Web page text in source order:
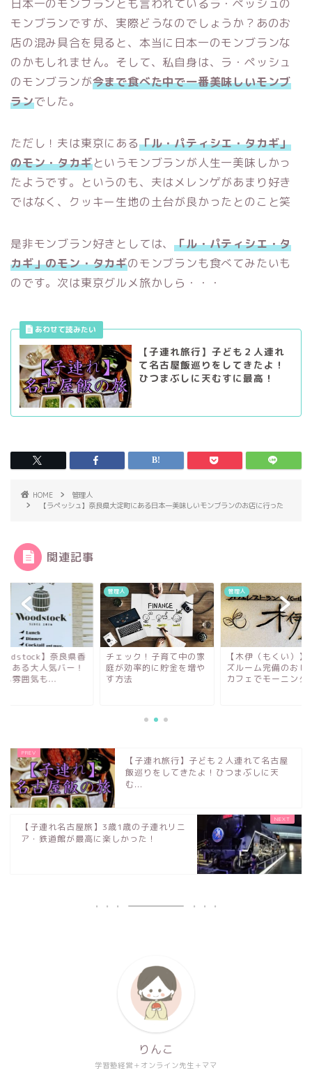
日本一のモンブランとも言われているラ・ペッシュの
モンブランですが、実際どうなのでしょうか？あのお
店の混み具合を見ると、本当に日本一のモンブランな
のかもしれません。そして、私自身は、ラ・ペッシュ
のモンブランが今まで食べた中で一番美味しいモンブ
ランでした。
ただし！夫は東京にある「ル・パティシエ・タカギ」
のモン・タカギというモンブランが人生一美味しかっ
たようです。というのも、夫はメレンゲがあまり好き
ではなく、クッキー生地の土台が良かったとのこと笑
是非モンブラン好きとしては、「ル・パティシエ・タ
カギ」のモン・タカギのモンブランも食べてみたいも
のです。次は東京グルメ旅かしら・・・
【子連れ旅行】子ども２人連れ
て名古屋飯巡りをしてきたよ！
ひつまぶしに天むすに最高！
HOME
管理人
【ラペッシュ】奈良県大淀町にある日本一美味しいモンブランのお店に行った
関連記事
】奈良県香
にある大人気バー！
も雰囲気も...
管理人
チェック！子育て中の家
庭が効率的に貯金を増や
す方法
管理人
【木伊（もくい）】
ズルーム完備のおし
カフェでモーニン
【子連れ旅行】子ども２人連れて名古屋
飯巡りをしてきたよ！ひつまぶしに天
む...
【子連れ名古屋旅】3歳1歳の子連れリニ
ア・鉄道館が最高に楽しかった！
学習塾経営＋オンライン先生＋ママ
りんこ